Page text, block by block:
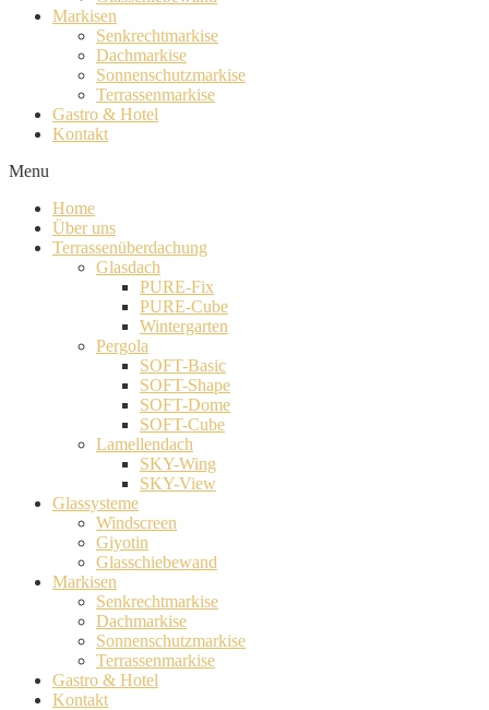
Markisen
Senkrechtmarkise
Dachmarkise
Sonnenschutzmarkise
Terrassenmarkise
Gastro & Hotel
Kontakt
Menu
Home
Über uns
Terrassenüberdachung
Glasdach
PURE-Fix
PURE-Cube
Wintergarten
Pergola
SOFT-Basic
SOFT-Shape
SOFT-Dome
SOFT-Cube
Lamellendach
SKY-Wing
SKY-View
Glassysteme
Windscreen
Giyotin
Glasschiebewand
Markisen
Senkrechtmarkise
Dachmarkise
Sonnenschutzmarkise
Terrassenmarkise
Gastro & Hotel
Kontakt